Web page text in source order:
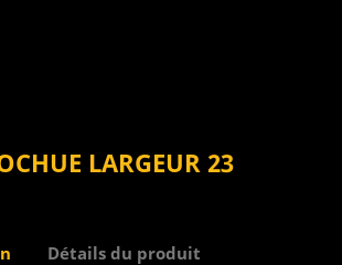
LARGEUR 23
Détails du produit